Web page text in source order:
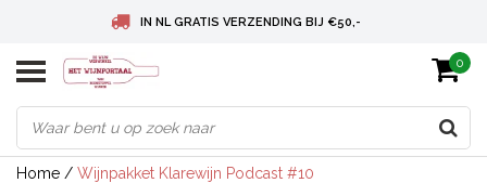
IN NL GRATIS VERZENDING BIJ €50,-
BELGIE GRATIS VERZENDING BIJ € 75
DEUTSCHLAND VERSANDKOSTENFREI AB € 75
0
Home / Wijnpakket Klarewijn Podcast #10